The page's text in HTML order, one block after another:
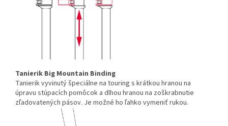
Tanierik Big Mountain Binding
Tanierik vyvinutý špeciálne na touring s krátkou hranou na
úpravu stúpacích pomôcok a dlhou hranou na zoškrabnutie
zľadovatených pásov. Je možné ho ľahko vymeniť rukou.